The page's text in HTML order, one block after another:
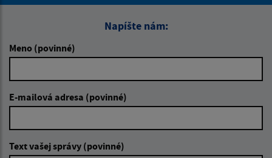
Napíšte nám:
Meno (povinné)
E-mailová adresa (povinné)
Text vašej správy (povinné)